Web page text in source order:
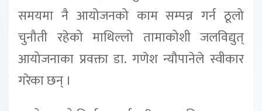
समयमा नै आयोजनको काम सम्पन्न गर्न ठूलो
चुनौती रहेको माथिल्लो तामाकोशी जलविद्युत्
आयोजनाका प्रवक्ता डा. गणेश न्यौपानेले स्वीकार
गरेका छन् ।